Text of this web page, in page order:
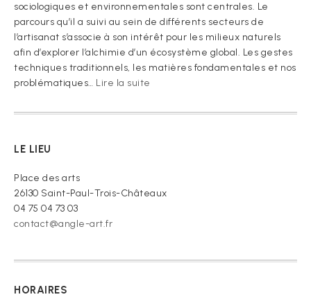
sociologiques et environnementales sont centrales. Le
parcours qu’il a suivi au sein de différents secteurs de
l’artisanat s’associe à son intérêt pour les milieux naturels
afin d’explorer l’alchimie d’un écosystème global. Les gestes
techniques traditionnels, les matières fondamentales et nos
problématiques… Lire la suite
vous
LE LIEU
Place des arts
26130 Saint-Paul-Trois-Châteaux
04 75 04 73 03
contact@angle-art.fr
HORAIRES